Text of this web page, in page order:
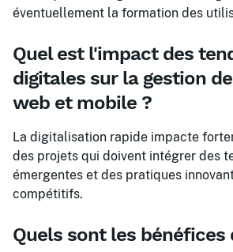
éventuellement la formation des
Quel est l'impact des
digitales sur la gestion
web et mobile ?
La digitalisation rapide impacte
des projets qui doivent intégrer des
émergentes et des pratiques
compétitifs.
Quels sont les bénéfices